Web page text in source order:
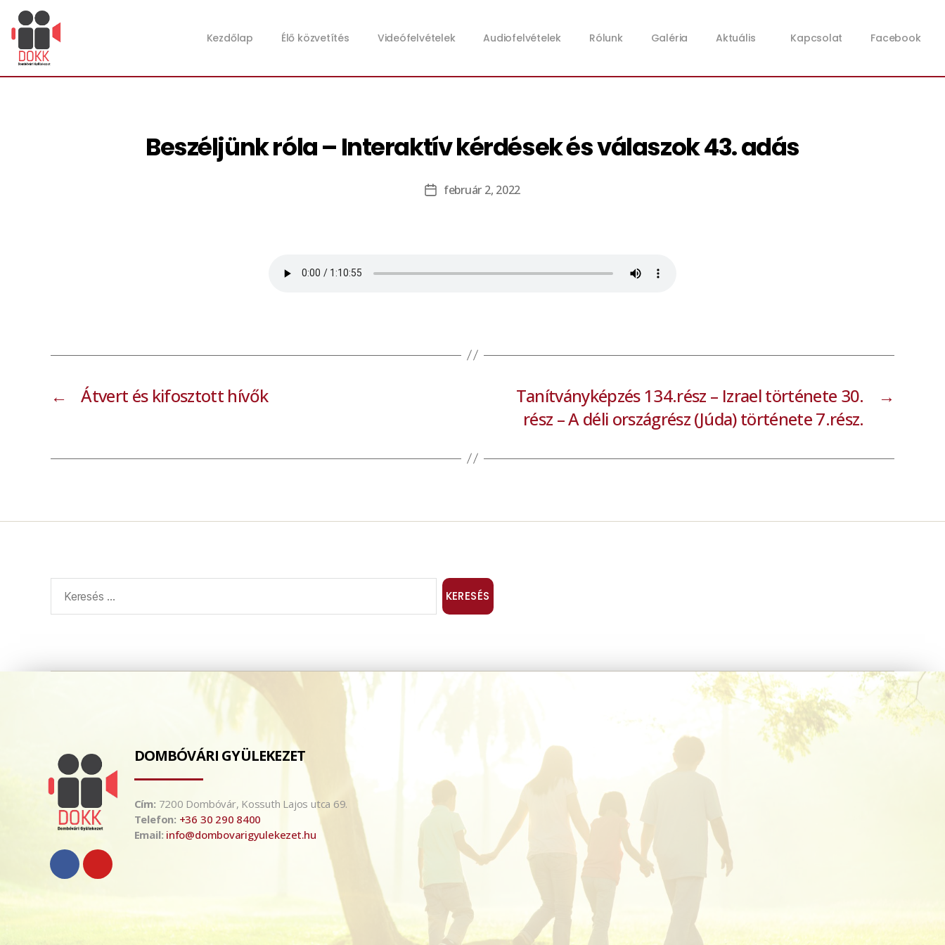
Kezdőlap Élő közvetítés Videófelvételek Audiofelvételek Rólunk Galéria Aktuális Kapcsolat Facebook
Beszéljünk róla – Interaktív kérdések és válaszok 43. adás
február 2, 2022
← Átvert és kifosztott hívők →
Tanítványképzés 134.rész – Izrael története 30.
rész – A déli országrész (Júda) története 7.rész.
DOMBÓVÁRI GYÜLEKEZET
Cím: 7200 Dombóvár, Kossuth Lajos utca 69.
Telefon: +36 30 290 8400
Email: info@dombovarigyulekezet.hu